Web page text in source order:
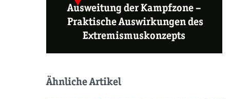
Ausweitung der Kampfzone –
Praktische Auswirkungen des
Extremismuskonzepts
Ähnliche Artikel